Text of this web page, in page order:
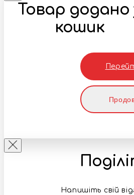
Товар додано
кошик
Напишіть свій